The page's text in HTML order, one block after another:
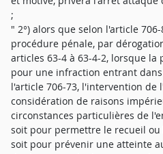
;
" 2°) alors que selon l'article
procédure pénale, par
articles 63-4 à 63-4-2, lorsque la
pour une infraction entrant
l'article 706-73, l'intervention de
considération de raisons
circonstances particulières de
soit pour permettre le recueil ou
soit pour prévenir une atteinte